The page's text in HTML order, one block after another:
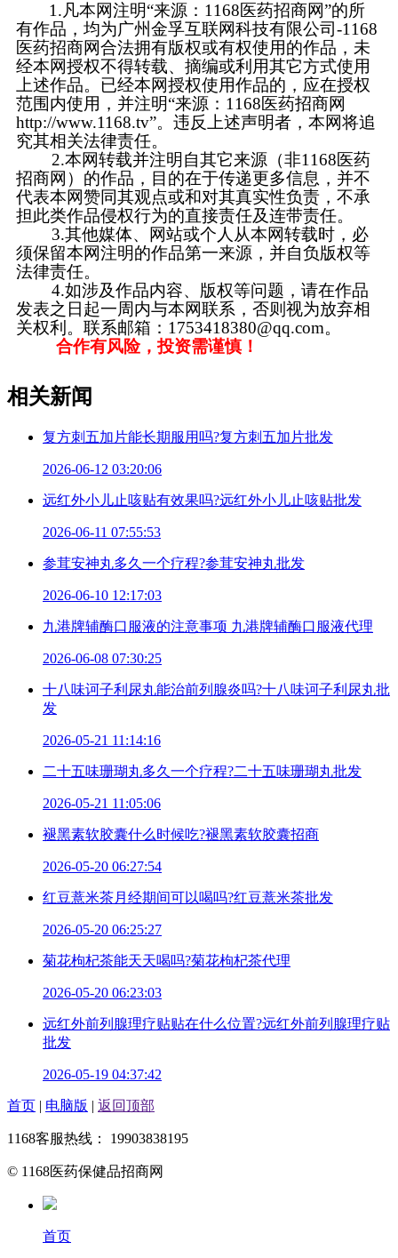
1.凡本网注明“来源：1168医药招商网”的所
有作品，均为广州金孚互联网科技有限公司-1168
医药招商网合法拥有版权或有权使用的作品，未
经本网授权不得转载、摘编或利用其它方式使用
上述作品。已经本网授权使用作品的，应在授权
范围内使用，并注明“来源：1168医药招商网
http://www.1168.tv”。违反上述声明者，本网将追
究其相关法律责任。
2.本网转载并注明自其它来源（非1168医药
招商网）的作品，目的在于传递更多信息，并不
代表本网赞同其观点或和对其真实性负责，不承
担此类作品侵权行为的直接责任及连带责任。
3.其他媒体、网站或个人从本网转载时，必
须保留本网注明的作品第一来源，并自负版权等
法律责任。
4.如涉及作品内容、版权等问题，请在作品
发表之日起一周内与本网联系，否则视为放弃相
关权利。联系邮箱：1753418380@qq.com。
合作有风险，投资需谨慎！
相关新闻
复方刺五加片能长期服用吗?复方刺五加片批发
2026-06-12 03:20:06
远红外小儿止咳贴有效果吗?远红外小儿止咳贴批发
2026-06-11 07:55:53
参茸安神丸多久一个疗程?参茸安神丸批发
2026-06-10 12:17:03
九港牌辅酶口服液的注意事项 九港牌辅酶口服液代理
2026-06-08 07:30:25
十八味诃子利尿丸能治前列腺炎吗?十八味诃子利尿丸批
发
2026-05-21 11:14:16
二十五味珊瑚丸多久一个疗程?二十五味珊瑚丸批发
2026-05-21 11:05:06
褪黑素软胶囊什么时候吃?褪黑素软胶囊招商
2026-05-20 06:27:54
红豆薏米茶月经期间可以喝吗?红豆薏米茶批发
2026-05-20 06:25:27
菊花枸杞茶能天天喝吗?菊花枸杞茶代理
2026-05-20 06:23:03
远红外前列腺理疗贴贴在什么位置?远红外前列腺理疗贴
批发
2026-05-19 04:37:42
首页 | 电脑版 | 返回顶部
1168客服热线： 19903838195
© 1168医药保健品招商网
首页